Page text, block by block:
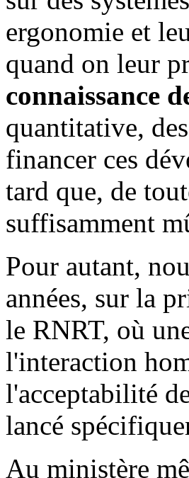
ergonomie et
quand on leur
connaissance
quantitative,
financer ces
tard que, de
suffisamment
Pour autant,
années, sur la
le RNRT, où
l'interaction
l'acceptabilité
lancé
Au ministère